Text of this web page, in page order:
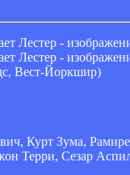
Вест-Йоркшир)
Курт Зума,
Терри, Сезар